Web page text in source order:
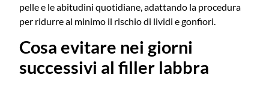
pelle e le abitudini quotidiane, adattando la procedura
per ridurre al minimo il rischio di lividi e gonfiori.
Cosa evitare nei giorni
successivi al filler labbra